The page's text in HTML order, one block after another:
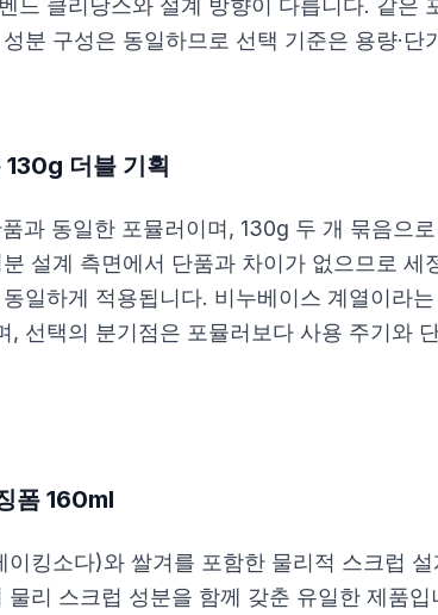
느 클리낭스와 설계 방향이 다릅니다. 같은
분 구성은 동일하므로 선택 기준은 용량·단
더블 기획
과 동일한 포뮬러이며, 130g 두 개 묶음으로
설계 측면에서 단품과 차이가 없으므로 세
일하게 적용됩니다. 비누베이스 계열이라는
, 선택의 분기점은 포뮬러보다 사용 주기와
폼 160ml
이킹소다)와 쌀겨를 포함한 물리적 스크럽 설
물리 스크럽 성분을 함께 갖춘 유일한 제품입